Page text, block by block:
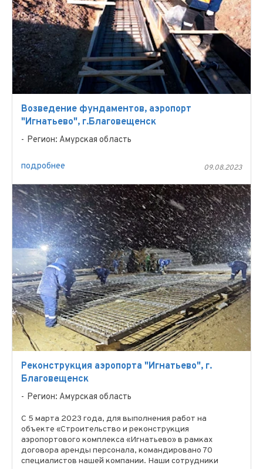
Возведение фундаментов, аэропорт
"Игнатьево", г.Благовещенск
Регион: Амурская область
подробнее 09.08.2023
Реконструкция аэропорта "Игнатьево", г.
Благовещенск
Регион: Амурская область
С 5 марта 2023 года, для выполнения работ на
объекте «Строительство и реконструкция
аэропортового комплекса «Игнатьево» в рамках
договора аренды персонала, командировано 70
специалистов нашей компании. Наши сотрудники